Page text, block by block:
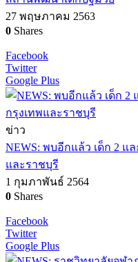
27 พฤษภาคม 2563
0 Shares
Facebook
Twitter
Google Plus
ข่าว
NEWS: พบอีกแล้ว เด็ก 2 แ
และราชบุรี
1 กุมภาพันธ์ 2564
0 Shares
Facebook
Twitter
Google Plus